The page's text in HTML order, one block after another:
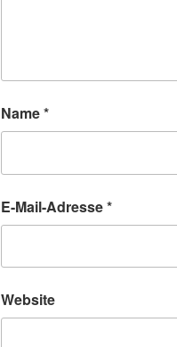
Name*
E-Mail-Adresse*
Website